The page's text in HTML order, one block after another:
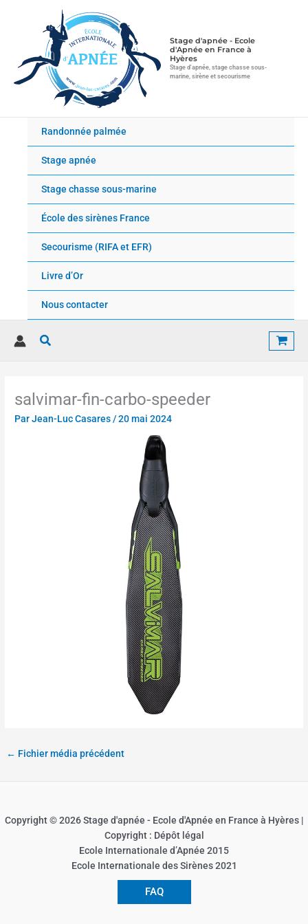
Stage d'apnée - Ecole
d'Apnée en France à
Hyères
Stage d'apnée, stage chasse sous-
marine, sirène et secourisme
Randonnée palmée
Stage apnée
Stage chasse sous-marine
École des sirènes France
Secourisme (RIFA et EFR)
Livre d’Or
Nous contacter
Rechercher
salvimar-fin-carbo-speeder
ParJean-Luc Casares/20 mai 2024
← Fichier média précédent
Copyright © 2026 Stage d'apnée - Ecole d'Apnée en France à Hyères |
Copyright : Dépôt légal
Ecole Internationale d’Apnée 2015
Ecole Internationale des Sirènes 2021
FAQ